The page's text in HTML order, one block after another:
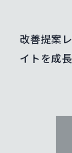
改善提案
イトを成